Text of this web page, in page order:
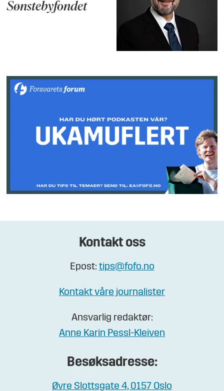
Sønstebyfondet
Kontakt oss
Epost: tips@fofo.no
Kontakt våre journalister
Ansvarlig redaktør:
Anne Karin Pessl-Kleiven
Besøksadresse:
Øvre Slottsgate 4, 0157 Oslo